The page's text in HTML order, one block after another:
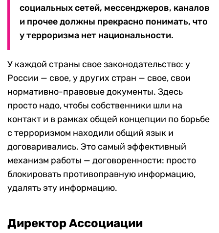
социальных сетей, мессенджеров, каналов
и прочее должны прекрасно понимать, что
у терроризма нет национальности.
У каждой страны свое законодательство: у
России — свое, у других стран — свое, свои
нормативно-правовые документы. Здесь
просто надо, чтобы собственники шли на
контакт и в рамках общей концепции по борьбе
с терроризмом находили общий язык и
договаривались. Это самый эффективный
механизм работы — договоренности: просто
блокировать противоправную информацию,
удалять эту информацию.
Директор Ассоциации